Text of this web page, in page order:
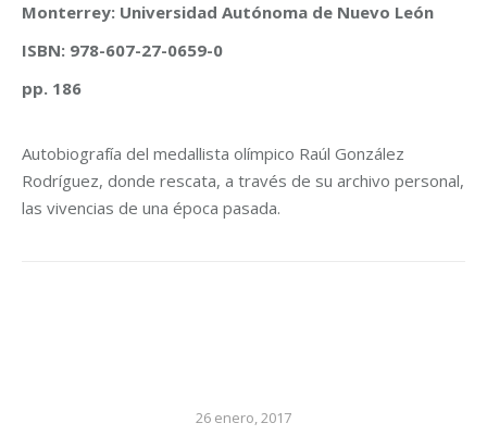
Monterrey: Universidad Autónoma de Nuevo León
ISBN: 978-607-27-0659-0
pp. 186
Autobiografía del medallista olímpico Raúl González
Rodríguez, donde rescata, a través de su archivo personal,
las vivencias de una época pasada.
26 enero, 2017